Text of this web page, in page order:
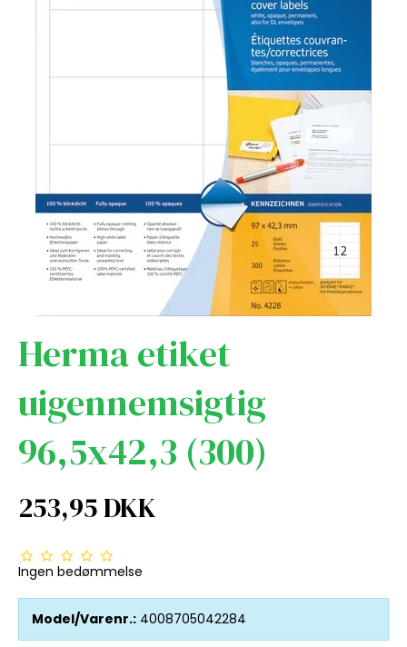
Herma etiket
uigennemsigtig
96,5x42,3 (300)
253,95 DKK
Ingen bedømmelse
Model/Varenr.: 4008705042284